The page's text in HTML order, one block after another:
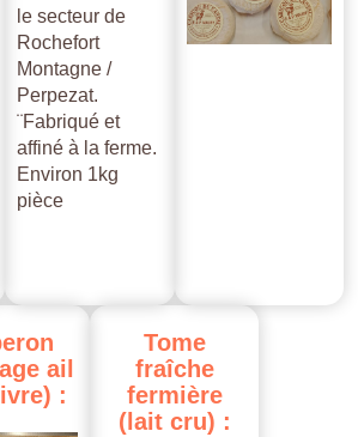
le secteur de
Rochefort
Montagne /
Perpezat.
¨Fabriqué et
affiné à la ferme.
Environ 1kg
pièce
ail
:
Tome
fraîche
fermière
(lait cru) :